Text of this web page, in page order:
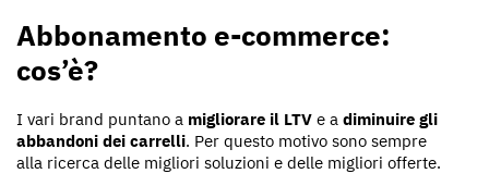
Abbonamento e-commerce:
cos’è?
I vari brand puntano a migliorare il LTV e a diminuire gli
abbandoni dei carrelli. Per questo motivo sono sempre
alla ricerca delle migliori soluzioni e delle migliori offerte.